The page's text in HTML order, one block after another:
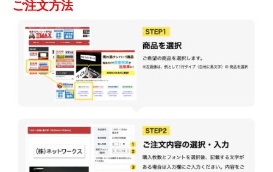
ご注文方法